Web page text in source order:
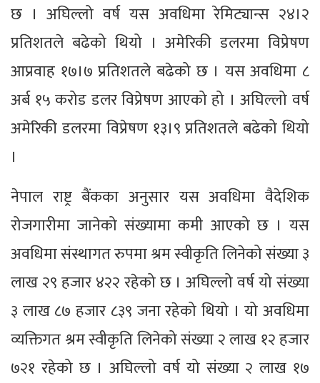
छ । अघिल्लो वर्ष यस अवधिमा रेमिट्यान्स २४।२
प्रतिशतले बढेको थियो । अमेरिकी डलरमा विप्रेषण
आप्रवाह १७।७ प्रतिशतले बढेको छ । यस अवधिमा ८
अर्ब १५ करोड डलर विप्रेषण आएको हो । अघिल्लो वर्ष
अमेरिकी डलरमा विप्रेषण १३।९ प्रतिशतले बढेको थियो
।
नेपाल राष्ट्र बैंकका अनुसार यस अवधिमा वैदेशिक
रोजगारीमा जानेको संख्यामा कमी आएको छ । यस
अवधिमा संस्थागत रुपमा श्रम स्वीकृति लिनेको संख्या ३
लाख २९ हजार ४२२ रहेको छ । अघिल्लो वर्ष यो संख्या
३ लाख ८७ हजार ८३९ जना रहेको थियो । यो अवधिमा
व्यक्तिगत श्रम स्वीकृति लिनेको संख्या २ लाख १२ हजार
७२१ रहेको छ । अघिल्लो वर्ष यो संख्या २ लाख १७